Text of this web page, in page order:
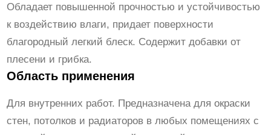
а
С
h
a
r
m
a
Обладает повышенной прочностью и устойчивостью
к воздействию влаги, придает поверхности
благородный легкий блеск. Содержит добавки от
плесени и грибка.
Область применения
Для внутренних работ. Предназначена для окраски
стен, потолков и радиаторов в любых помещениях с